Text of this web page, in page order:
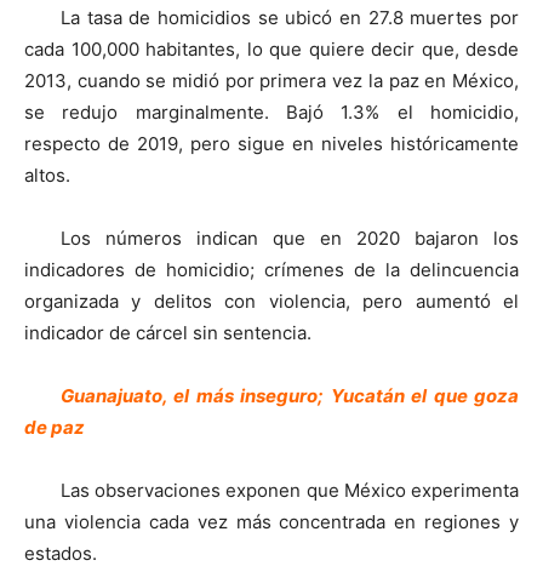
La tasa de homicidios se ubicó en 27.8 muertes por
cada 100,000 habitantes, lo que quiere decir que, desde
2013, cuando se midió por primera vez la paz en México,
se redujo marginalmente. Bajó 1.3% el homicidio,
respecto de 2019, pero sigue en niveles históricamente
altos.
Los números indican que en 2020 bajaron los
indicadores de homicidio; crímenes de la delincuencia
organizada y delitos con violencia, pero aumentó el
indicador de cárcel sin sentencia.
Guanajuato, el más inseguro; Yucatán el que goza
de paz
Las observaciones exponen que México experimenta
una violencia cada vez más concentrada en regiones y
estados.